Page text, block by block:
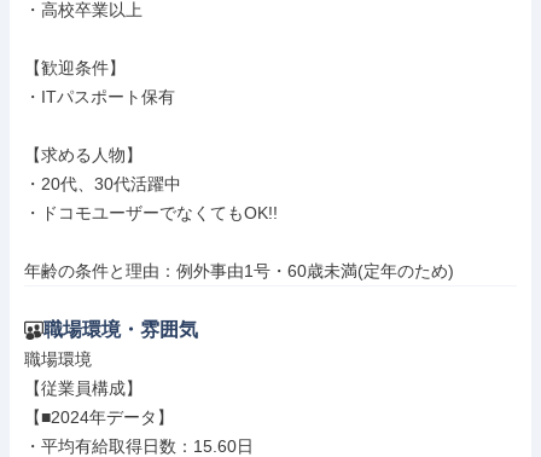
・高校卒業以上
【歓迎条件】
・ITパスポート保有
【求める人物】
・20代、30代活躍中
・ドコモユーザーでなくてもOK!!
年齢の条件と理由：例外事由1号・60歳未満(定年のため)
職場環境・雰囲気
職場環境
【従業員構成】
【■2024年データ】
・平均有給取得日数：15.60日